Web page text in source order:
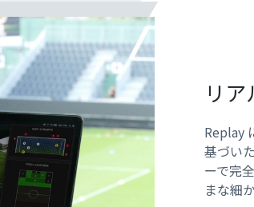
リ
Replay
基づい
ーで完
まな細